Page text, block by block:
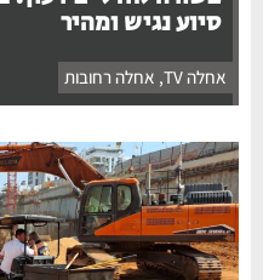
סיוע נגיש ומהיר
אחלה TV , אחלה רחובות